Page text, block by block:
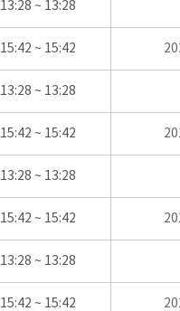
13:28 ~ 13:28
15:42 ~ 15:42
13:28 ~ 13:28
15:42 ~ 15:42
13:28 ~ 13:28
15:42 ~ 15:42
13:28 ~ 13:28
15:42 ~ 15:42